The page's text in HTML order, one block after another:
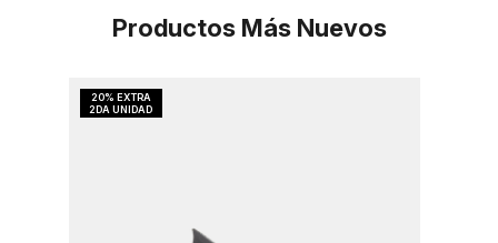
Productos Más Nuevos